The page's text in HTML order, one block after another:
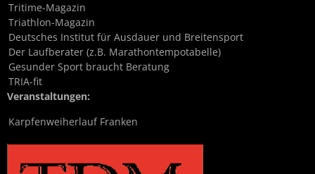
Tritime-Magazin
Triathlon-Magazin
Deutsches Institut für Ausdauer und Breitensport
Der Laufberater (z.B. Marathontempotabelle)
Gesunder Sport braucht Beratung
TRIA-fit
Veranstaltungen:
Karpfenweiherlauf Franken